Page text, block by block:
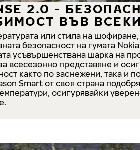
2.0 -
ВЪВ
или стила на
безопасност на гумата
усъвършенствана шарка на
всесезонно представяне и
както по заснежени, така и
Smart от своя страна
осигурявайки